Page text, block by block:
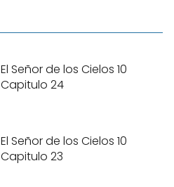
El Señor de los Cielos 10
Capitulo 24
El Señor de los Cielos 10
Capitulo 23